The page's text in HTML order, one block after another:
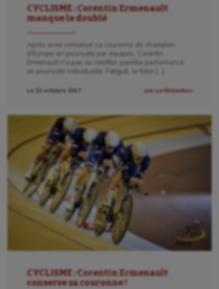
CYCLISME : Corentin Ermenault
manque le doublé
Après avoir conservé sa couronne de champion
d’Europe en poursuite par équipes, Corentin
Ermenault n’a pas su rééditer pareille performance
en poursuite individuelle. Fatigué, le futur […]
Le 23 octobre 2017 par La Rédaction
CYCLISME : Corentin Ermenault
conserve sa couronne !